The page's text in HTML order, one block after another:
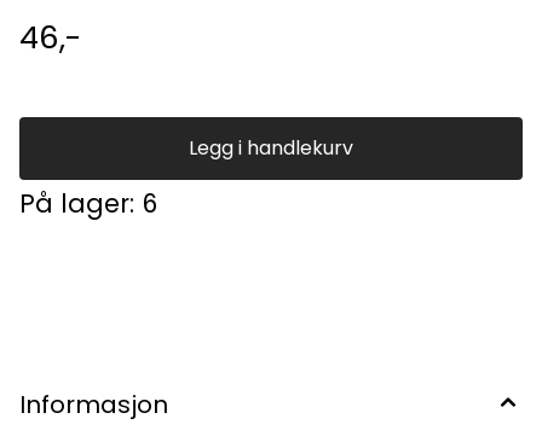
46,-
Legg i handlekurv
På lager: 6
Informasjon